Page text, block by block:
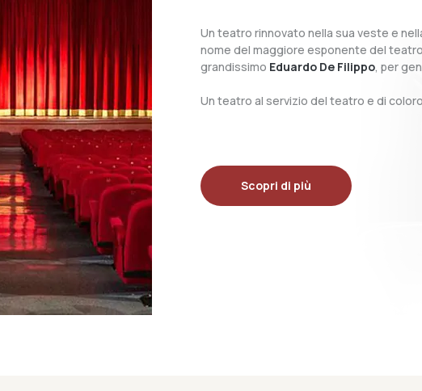
Un teatro rinnovato nella sua veste e
nome del maggiore esponente del
grandissimo Eduardo De Filippo, per
Un teatro al servizio del teatro e di
Scopri di più